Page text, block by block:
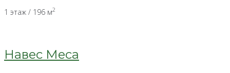
1 этаж / 196 м2
Навес Меса